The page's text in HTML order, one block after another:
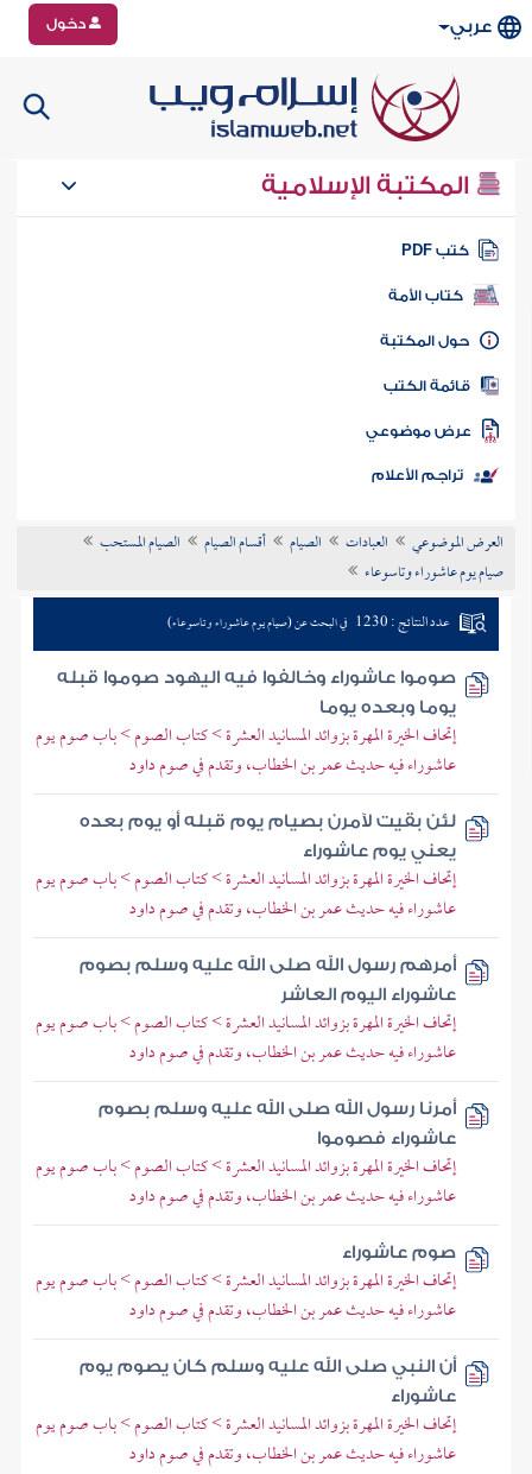
عربي دخول
المكتبة الإسلامية
كتب PDF
كتاب الأمة
المكتبة
الكتب
موضوعي
تراجم الأعلام
العرض الموضوعي العبادات الصيام أقسام الصيام
الصيام المستحب
صيام يوم عاشوراء وتاسوعاء
عدد النتائج : 1230 في البحث عن (صيام يوم عاشوراء وتاسوعاء)
صوموا عاشوراء وخالفوا فيه اليهود صوموا قبله
يوما وبعده يوما
إتحاف الخيرة المهرة بزوائد المسانيد العشرة > كتاب الصوم > باب صوم يوم
عاشوراء فيه حديث عمر بن الخطاب، وتقدم في صوم داود
لئن بقيت لآمرن بصيام يوم قبله أو يوم بعده
يعني يوم عاشوراء
إتحاف الخيرة المهرة بزوائد المسانيد العشرة > كتاب الصوم > باب صوم يوم
عاشوراء فيه حديث عمر بن الخطاب، وتقدم في صوم داود
أمرهم رسول الله صلى الله عليه وسلم بصوم
عاشوراء اليوم العاشر
إتحاف الخيرة المهرة بزوائد المسانيد العشرة > كتاب الصوم > باب صوم يوم
عاشوراء فيه حديث عمر بن الخطاب، وتقدم في صوم داود
أمرنا رسول الله صلى الله عليه وسلم بصوم
عاشوراء فصوموا
إتحاف الخيرة المهرة بزوائد المسانيد العشرة > كتاب الصوم > باب صوم يوم
عاشوراء فيه حديث عمر بن الخطاب، وتقدم في صوم داود
صوم عاشوراء
إتحاف الخيرة المهرة بزوائد المسانيد العشرة > كتاب الصوم > باب صوم يوم
عاشوراء فيه حديث عمر بن الخطاب، وتقدم في صوم داود
أن النبي صلى الله عليه وسلم كان يصوم يوم
عاشوراء
إتحاف الخيرة المهرة بزوائد المسانيد العشرة > كتاب الصوم > باب صوم يوم
عاشوراء فيه حديث عمر بن الخطاب، وتقدم في صوم داود